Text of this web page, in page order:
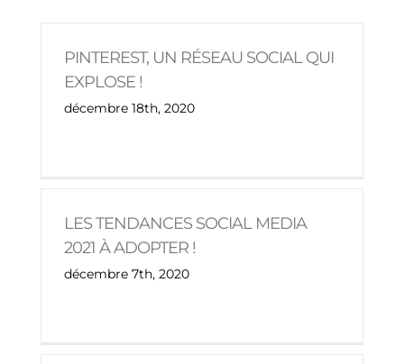
PINTEREST, UN RÉSEAU SOCIAL QUI
EXPLOSE !
décembre 18th, 2020
LES TENDANCES SOCIAL MEDIA
2021 À ADOPTER !
décembre 7th, 2020